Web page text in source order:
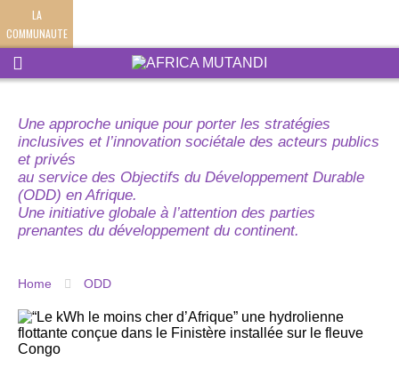
LA
COMMUNAUTE
Une approche unique pour porter les stratégies
inclusives et l’innovation sociétale des acteurs publics
et privés
au service des Objectifs du Développement Durable
(ODD) en Afrique.
Une initiative globale à l’attention des parties
prenantes du développement du continent.
Home ODD